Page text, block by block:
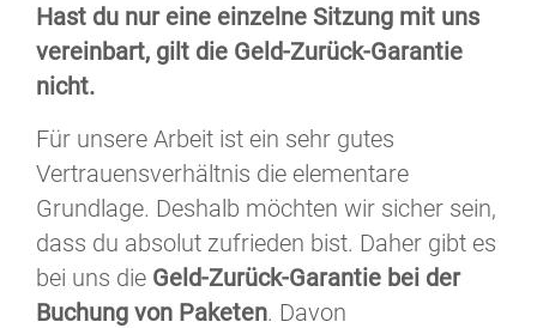
Hast du nur eine einzelne Sitzung mit uns
vereinbart, gilt die Geld-Zurück-Garantie
nicht.
Für unsere Arbeit ist ein sehr gutes
Vertrauensverhältnis die elementare
Grundlage. Deshalb möchten wir sicher sein,
dass du absolut zufrieden bist. Daher gibt es
bei uns die Geld-Zurück-Garantie bei der
Buchung von Paketen. Davon